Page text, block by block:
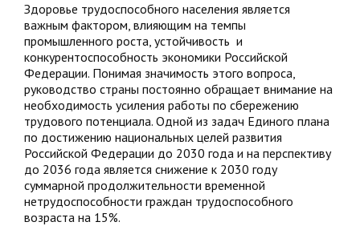
Здоровье трудоспособного населения является
важным фактором, влияющим на темпы
промышленного роста, устойчивость и
конкурентоспособность экономики Российской
Федерации. Понимая значимость этого вопроса,
руководство страны постоянно обращает внимание на
необходимость усиления работы по сбережению
трудового потенциала. Одной из задач Единого плана
по достижению национальных целей развития
Российской Федерации до 2030 года и на перспективу
до 2036 года является снижение к 2030 году
суммарной продолжительности временной
нетрудоспособности граждан трудоспособного
возраста на 15%.